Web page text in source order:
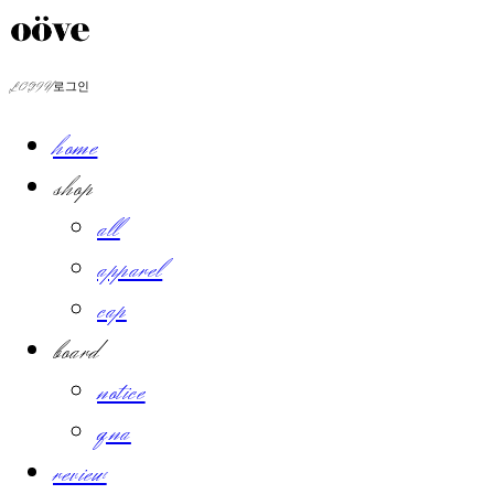
LOG IN로그인
home
shop
all
apparel
cap
board
notice
qna
review